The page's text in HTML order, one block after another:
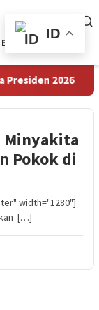
Ekbis Nasional
2026
Minyakita
Pokok di
width="1280"]
[…]
ID